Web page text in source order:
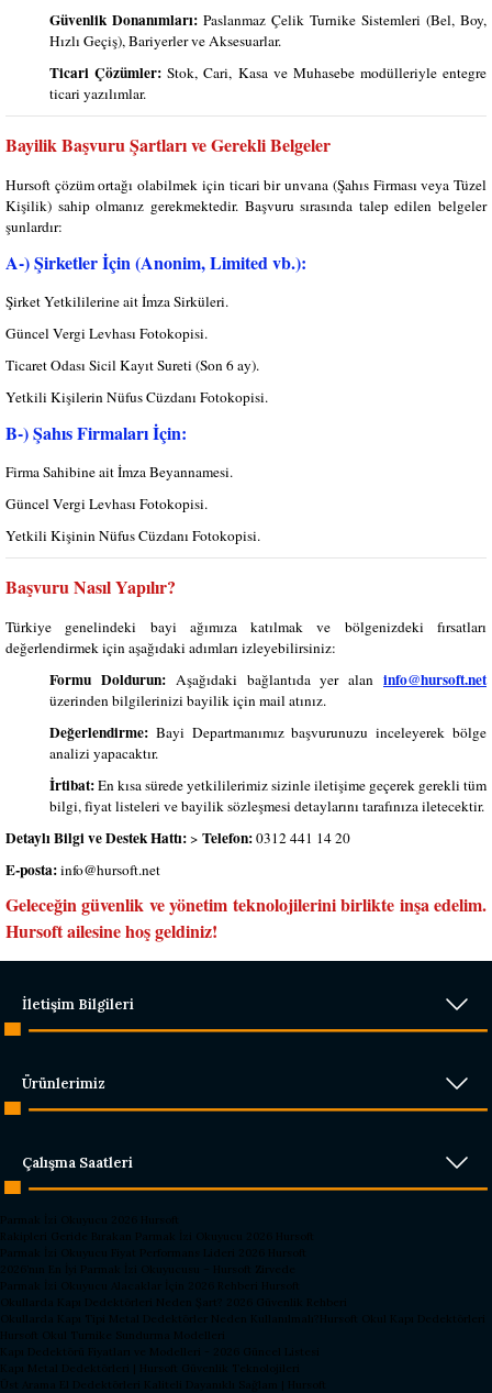
Güvenlik Donanımları: Paslanmaz Çelik Turnike Sistemleri (Bel, Boy,
Hızlı Geçiş), Bariyerler ve Aksesuarlar.
Ticari Çözümler: Stok, Cari, Kasa ve Muhasebe modülleriyle entegre
ticari yazılımlar.
Bayilik Başvuru Şartları ve Gerekli Belgeler
Hursoft çözüm ortağı olabilmek için ticari bir unvana (Şahıs Firması veya Tüzel
Kişilik) sahip olmanız gerekmektedir. Başvuru sırasında talep edilen belgeler
şunlardır:
A-) Şirketler İçin (Anonim, Limited vb.):
Şirket Yetkililerine ait İmza Sirküleri.
Güncel Vergi Levhası Fotokopisi.
Ticaret Odası Sicil Kayıt Sureti (Son 6 ay).
Yetkili Kişilerin Nüfus Cüzdanı Fotokopisi.
B-) Şahıs Firmaları İçin:
Firma Sahibine ait İmza Beyannamesi.
Güncel Vergi Levhası Fotokopisi.
Yetkili Kişinin Nüfus Cüzdanı Fotokopisi.
Başvuru Nasıl Yapılır?
Türkiye genelindeki bayi ağımıza katılmak ve bölgenizdeki fırsatları
değerlendirmek için aşağıdaki adımları izleyebilirsiniz:
Formu Doldurun:Aşağıdaki bağlantıda yer alaninfo@hursoft.net
üzerinden bilgilerinizi bayilik için mail atınız.
Değerlendirme: Bayi Departmanımız başvurunuzu inceleyerek bölge
analizi yapacaktır.
İrtibat:En kısa sürede yetkililerimiz sizinle iletişime geçerek gerekli tüm
bilgi, fiyat listeleri ve bayilik sözleşmesi detaylarını tarafınıza iletecektir.
Detaylı Bilgi ve Destek Hattı:> Telefon:0312 441 14 20
E-posta:info@hursoft.net
Geleceğin güvenlik ve yönetim teknolojilerini birlikte inşa edelim.
Hursoft ailesine hoş geldiniz!
İletişim Bilgileri
Ürünlerimiz
Çalışma Saatleri
Parmak İzi Okuyucu 2026 Hursoft
Rakipleri Geride Bırakan Parmak İzi Okuyucu 2026 Hursoft
Parmak İzi Okuyucu Fiyat Performans Lideri 2026 Hursoft
2026’nın En İyi Parmak İzi Okuyucusu – Hursoft Zirvede
Parmak İzi Okuyucu Alacaklar İçin 2026 Rehberi Hursoft
Okullarda Kapı Dedektörleri Neden Şart? 2026 Güvenlik Rehberi
Okullarda Kapı Tipi Metal Dedektörler Neden Kullanılmalı?Hursoft Okul Kapı Dedektörleri
Hursoft Okul Turnike Sundurma Modelleri
Kapı Dedektörü Fiyatları ve Modelleri - 2026 Güncel Listesi
Kapı Metal Dedektörleri | Hursoft Güvenlik Teknolojileri
Üst Arama El Dedektörleri Kaliteli Dayanıklı Sağlam | Hursoft